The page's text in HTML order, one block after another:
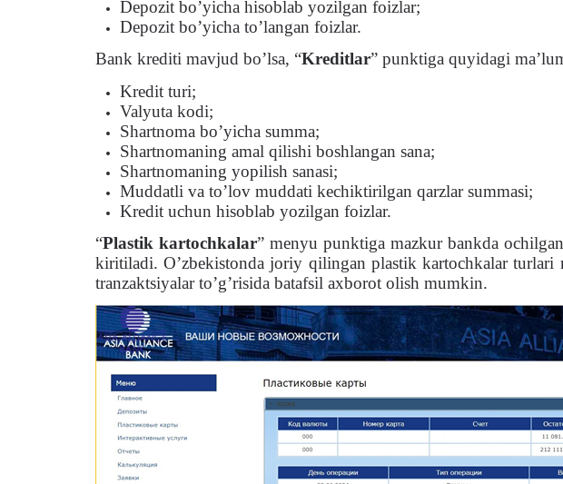
Depozit bo’yicha hisoblab yozilgan foizlar;
Depozit bo’yicha to’langan foizlar.
Bank krediti mavjud bo’lsa, “Kreditlar” punktiga quyidagi
Kredit turi;
Valyuta kodi;
Shartnoma bo’yicha summa;
Shartnomaning amal qilishi boshlangan sana;
Shartnomaning yopilish sanasi;
Muddatli va to’lov muddati kechiktirilgan qarzlar summasi;
Kredit uchun hisoblab yozilgan foizlar.
“Plastik kartochkalar” menyu punktiga mazkur bankda
kiritiladi. O’zbekistonda joriy qilingan plastik kartochkalar turlari
tranzaktsiyalar to’g’risida batafsil axborot olish mumkin.